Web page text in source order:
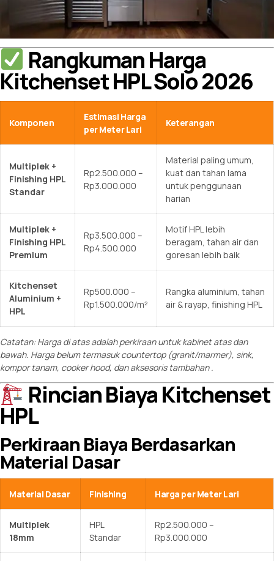
Rangkuman Harga
Kitchenset HPL Solo 2026
Komponen
Estimasi Harga
per Meter Lari
Keterangan
Multiplek +
Finishing HPL
Standar
Rp2.500.000 –
Rp3.000.000
Material paling umum,
kuat dan tahan lama
untuk penggunaan
harian
Multiplek +
Finishing HPL
Premium
Rp3.500.000 –
Rp4.500.000
Motif HPL lebih
beragam, tahan air dan
goresan lebih baik
Kitchenset
Aluminium +
HPL
Rp500.000 –
Rp1.500.000/m²
Rangka aluminium, tahan
air & rayap, finishing HPL
Catatan: Harga di atas adalah perkiraan untuk kabinet atas dan
bawah. Harga belum termasuk countertop (granit/marmer), sink,
kompor tanam, cooker hood, dan aksesoris tambahan
Rincian Biaya Kitchenset
HPL
Perkiraan Biaya Berdasarkan
Material Dasar
Material Dasar Finishing Harga per Meter Lari
Multiplek
18mm
HPL
Standar
Rp2.500.000 –
Rp3.000.000